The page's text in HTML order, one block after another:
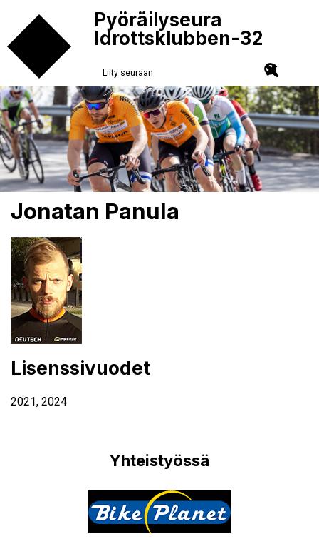
Pyöräilyseura
Idrottsklubben-32
Liity seuraan
Jonatan Panula
Lisenssivuodet
2021, 2024
Yhteistyössä